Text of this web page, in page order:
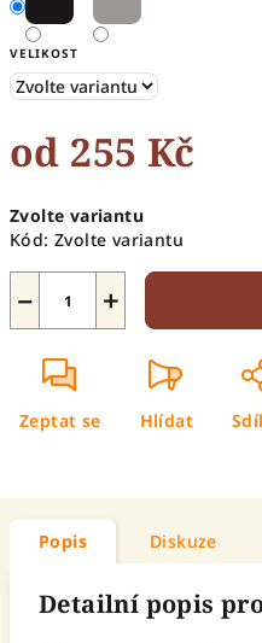
VELIKOST
od 255 Kč
cena:
Zvolte variantu
Kód: Zvolte variantu
+
−
Zeptat se Hlídat
Popis Diskuze
Detailní popis